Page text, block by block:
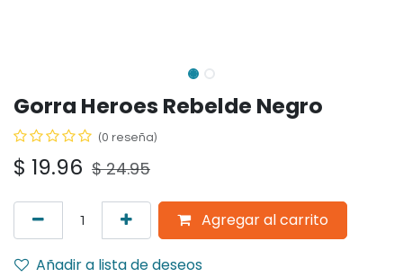
Gorra Heroes Rebelde Negro
(0 reseña)
$ 19.96 $24.95
Agregar al carrito
Añadir a lista de deseos